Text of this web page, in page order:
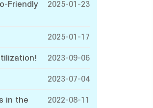
Friendly
2025-01-23
2025-01-17
2023-09-06
2023-07-04
in the
2022-08-11